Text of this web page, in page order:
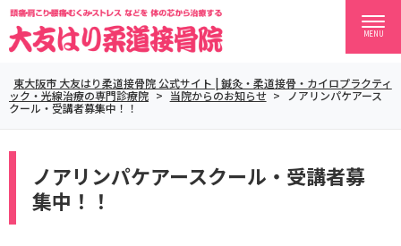
MENU
東大阪市 大友はり柔道接骨院 公式サイト | 鍼灸・柔道接骨・カイロプラクティ
ック・光線治療の専門診療院 > 当院からのお知らせ >
ノアリンパケアース
クール・受講者募集中！！
ノアリンパケアースクール・受講者募
集中！！